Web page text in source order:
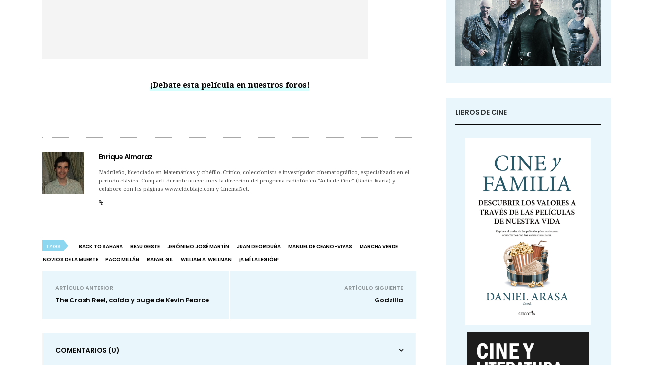
¡Debate esta película en nuestros foros!
Enrique Almaraz
Madrileño, licenciado en Matemáticas y cinéfilo. Crítico, coleccionista e investigador cinematográfico, especializado en el
período clásico. Compartí durante nueve años la dirección del programa radiofónico “Aula de Cine” (Radio María) y
colaboro con las páginas www.eldoblaje.com y CinemaNet.
TAGS BACK TO SAHARA BEAU GESTE JERÓNIMO JOSÉ MARTÍN JUAN DE ORDUÑA MANUEL DE CEANO-VIVAS
MARCHA VERDE
NOVIOS DE LA MUERTE
PACO MILLÁN RAFAEL GIL WILLIAM A. WELLMAN ¡A MÍ LA LEGIÓN!
ARTÍCULO ANTERIOR
The Crash Reel, caída y auge de Kevin Pearce
ARTÍCULO SIGUIENTE
Godzilla
COMENTARIOS (0)
LIBROS DE CINE